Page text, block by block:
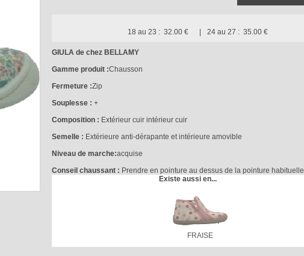
18 au 23 : 32.00 € 24 au 27 : 35.00 €
GIULA de chez BELLAMY
Gamme produit :Chausson
Fermeture :Zip
Souplesse : +
Composition : Extérieur cuir intérieur cuir
Semelle : Extérieure anti-dérapante et intérieure amovible
Niveau de marche:acquise
Conseil chaussant : Prendre en pointure au dessus de la pointure habituelle
Existe aussi en...
FRAISE